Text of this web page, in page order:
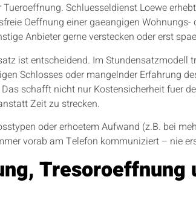
Schluesseldienst Loewe
Oeffnung einer gaeangigen
Anbieter gerne verstecken oder erst
ist entscheidend. Im
Schlosses oder mangelnder Erfahrung
schafft nicht nur Kostensicherheit fuer
Zeit zu strecken.
oder erhoetem Aufwand (z.B. bei
vorab am Telefon kommuniziert – nie
Tresoroeffnung